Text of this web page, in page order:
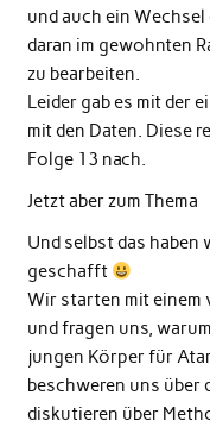
und auch ein
daran im gewohnten
zu bearbeiten.
Leider gab es mit der
mit den Daten. Diese
Folge 13 nach.
Jetzt aber zum Thema
Und selbst das
geschafft
Wir starten mit einem
und fragen uns,
jungen Körper für
beschweren uns über
diskutieren über